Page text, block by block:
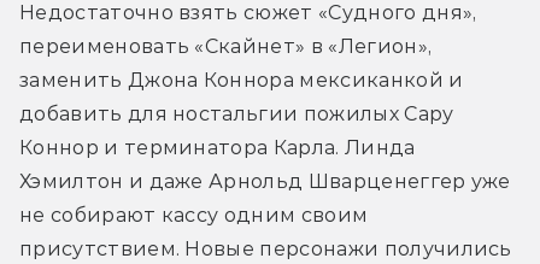
Недостаточно взять сюжет «Судного дня»,
переименовать «Скайнет» в «Легион»,
заменить Джона Коннора мексиканкой и
добавить для ностальгии пожилых Сару
Коннор и терминатора Карла. Линда
Хэмилтон и даже Арнольд Шварценеггер уже
не собирают кассу одним своим
присутствием. Новые персонажи получились